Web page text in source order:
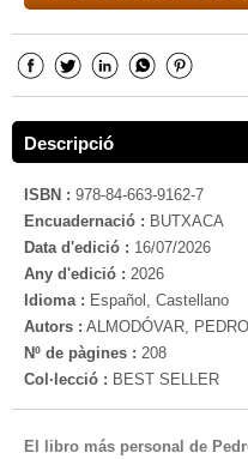
Descripció
ISBN : 978-84-663-9162-7
Encuadernació : BUTXACA
Data d'edició : 16/07/2026
Any d'edició : 2026
Idioma : Español, Castellano
Autors : ALMODÓVAR, PEDRO
Nº de pàgines : 208
Col·lecció : BEST SELLER
El libro más personal de